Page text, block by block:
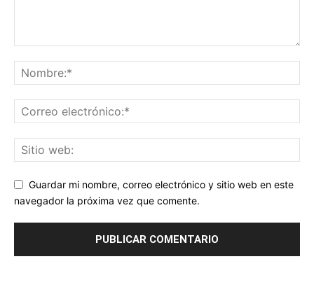
Guardar mi nombre, correo electrónico y sitio web en este
navegador la próxima vez que comente.